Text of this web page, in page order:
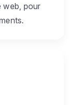
web, pour